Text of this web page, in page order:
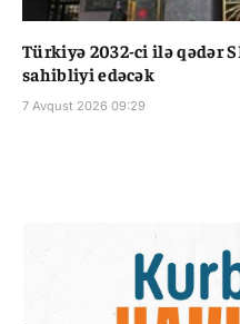
Türkiyə 2032-ci ilə qədər
sahibliyi edəcək
7 Avqust 2026 09:29